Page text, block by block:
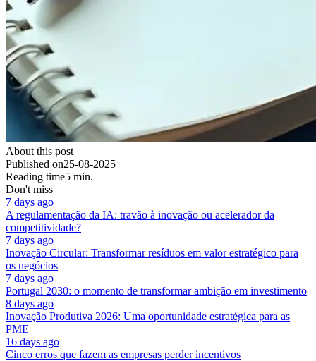
About this post
Published on25-08-2025
Reading time5 min.
Don't miss
7 days ago
A regulamentação da IA: travão à inovação ou acelerador da
competitividade?
7 days ago
Inovação Circular: Transformar resíduos em valor estratégico para
os negócios
7 days ago
Portugal 2030: o momento de transformar ambição em investimento
8 days ago
Inovação Produtiva 2026: Uma oportunidade estratégica para as
PME
16 days ago
Cinco erros que fazem as empresas perder incentivos